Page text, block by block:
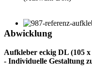
Abwicklung
Aufkleber eckig DL (105 x
- Individuelle Gestaltung